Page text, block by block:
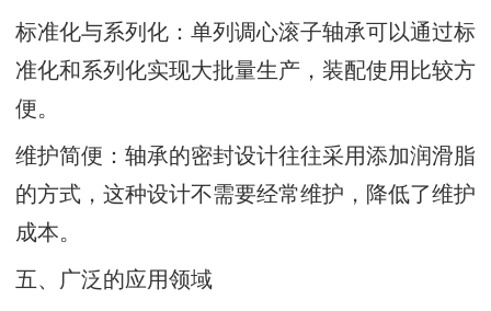
标准化与系列化：单列调心滚子轴承可以通过标
准化和系列化实现大批量生产，装配使用比较方
便。
维护简便：轴承的密封设计往往采用添加润滑脂
的方式，这种设计不需要经常维护，降低了维护
成本。
五、广泛的应用领域